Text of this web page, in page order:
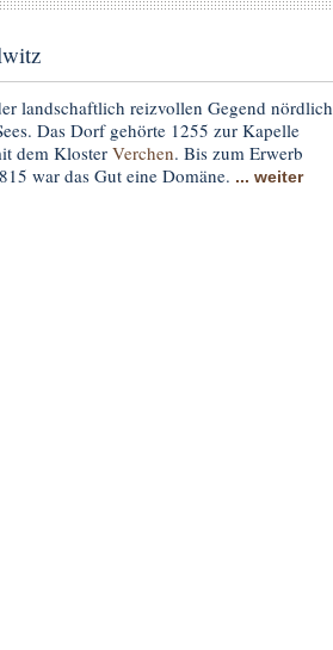
landschaftlich reizvollen Gegend nördlich
Das Dorf gehörte 1255 zur Kapelle
dem KlosterVerchen. Bis zum Erwerb
war das Gut eine Domäne. ... weiter